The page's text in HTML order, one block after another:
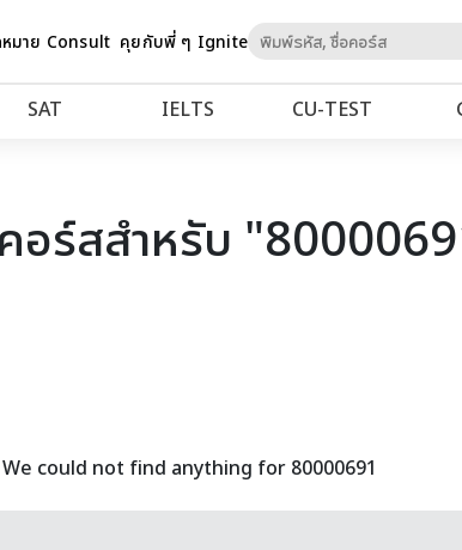
มาย Consult คุยกับพี่ ๆ Igniteto
SAT IELTS CU‑TEST
ร์สสำหรับ
We could not find anything for 80000691